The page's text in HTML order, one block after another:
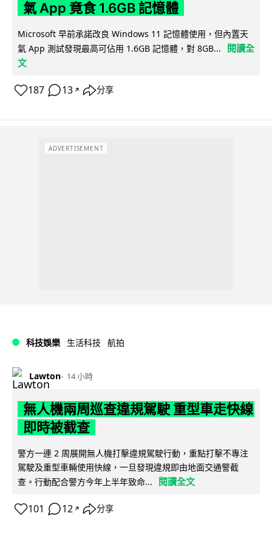
氣 App 竟食 1.6GB 記憶體
Microsoft 早前承諾改良 Windows 11 記憶體使用，但內置天
氣 App 測試發現最高可佔用 1.6GB 記憶體，對 8GB...
閱讀全
文
187 13 ↗ 分享
ADVERTISEMENT
科技娛樂 生活科技 航拍
Lawton 14 小時
無人機兩周巡查違規駕駛 重型車走快線
即時被截查
警方一連 2 周展開無人機打擊違規駕駛行動，重點打擊不專注
駕駛及重型車輛使用快線，一旦發現違規即由地面交通警截
查。行動配合警方今年上半年致命...
閱讀全文
101 12 ↗ 分享